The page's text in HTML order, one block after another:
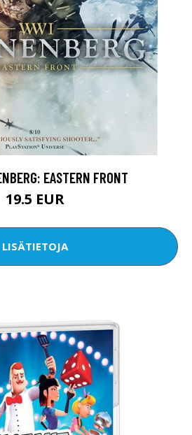
EASTERN FRONT
19.5 EUR
LISÄTIETOJA